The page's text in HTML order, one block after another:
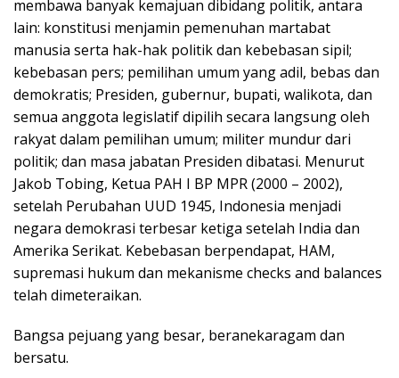
membawa banyak kemajuan dibidang politik, antara
lain: konstitusi menjamin pemenuhan martabat
manusia serta hak-hak politik dan kebebasan sipil;
kebebasan pers; pemilihan umum yang adil, bebas dan
demokratis; Presiden, gubernur, bupati, walikota, dan
semua anggota legislatif dipilih secara langsung oleh
rakyat dalam pemilihan umum; militer mundur dari
politik; dan masa jabatan Presiden dibatasi. Menurut
Jakob Tobing, Ketua PAH I BP MPR (2000 – 2002),
setelah Perubahan UUD 1945, Indonesia menjadi
negara demokrasi terbesar ketiga setelah India dan
Amerika Serikat. Kebebasan berpendapat, HAM,
supremasi hukum dan mekanisme checks and balances
telah dimeteraikan.
Bangsa pejuang yang besar, beranekaragam dan
bersatu.